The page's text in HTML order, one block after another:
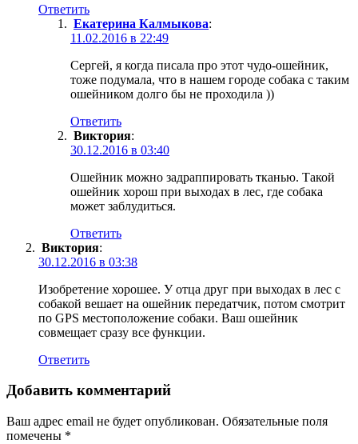
Ответить
Екатерина Калмыкова:
11.02.2016 в 22:49
Сергей, я когда писала про этот чудо-ошейник,
тоже подумала, что в нашем городе собака с таким
ошейником долго бы не проходила ))
Ответить
Виктория:
30.12.2016 в 03:40
Ошейник можно задраппировать тканью. Такой
ошейник хорош при выходах в лес, где собака
может заблудиться.
Ответить
Виктория:
30.12.2016 в 03:38
Изобретение хорошее. У отца друг при выходах в лес с
собакой вешает на ошейник передатчик, потом смотрит
по GPS местоположение собаки. Ваш ошейник
совмещает сразу все функции.
Ответить
Добавить комментарий
Ваш адрес email не будет опубликован. Обязательные поля
помечены *